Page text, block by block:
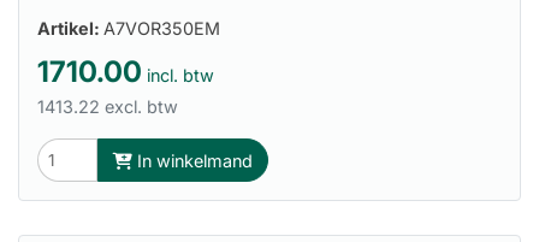
Artikel: A7VOR350EM
1710.00 incl. btw
1413.22 excl. btw
In winkelmand